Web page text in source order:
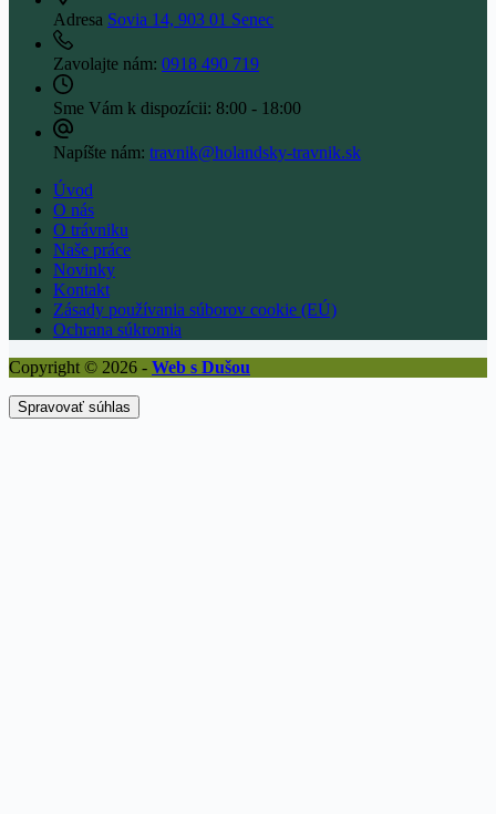
Adresa Sovia 14, 903 01 Senec
Zavolajte nám: 0918 490 719
Sme Vám k dispozícii: 8:00 - 18:00
Napíšte nám: travnik@holandsky-travnik.sk
Úvod
O nás
O trávniku
Naše práce
Novinky
Kontakt
Zásady používania súborov cookie (EÚ)
Ochrana súkromia
Copyright © 2026 - Web s Dušou
Spravovať súhlas